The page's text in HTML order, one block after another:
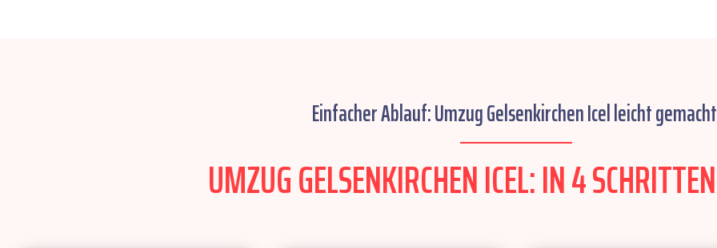
Einfacher Ablauf: Umzug Gelsenkirchen Icel leicht
UMZUG GELSENKIRCHEN ICEL: IN 4